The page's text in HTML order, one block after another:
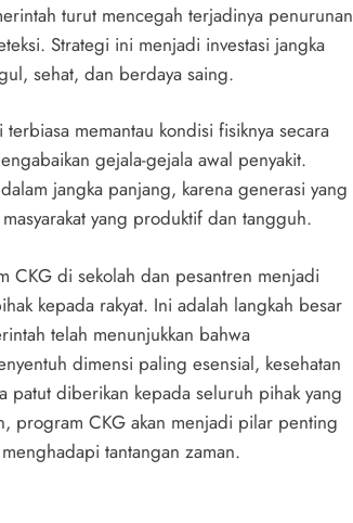
turut mencegah terjadinya penurunan
Strategi ini menjadi investasi jangka
sehat, dan berdaya saing.
memantau kondisi fisiknya secara
gejala-gejala awal penyakit.
jangka panjang, karena generasi yang
yang produktif dan tangguh.
CKG di sekolah dan pesantren menjadi
kepada rakyat. Ini adalah langkah besar
telah menunjukkan bahwa
dimensi paling esensial, kesehatan
patut diberikan kepada seluruh pihak yang
program CKG akan menjadi pilar penting
tantangan zaman.